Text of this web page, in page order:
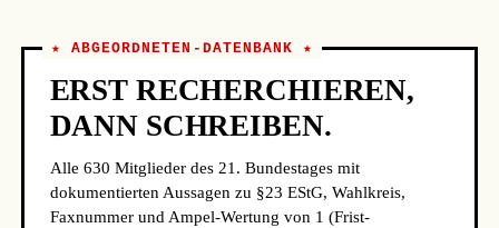
★ ABGEORDNETEN-DATENBANK ★
ERST RECHERCHIEREN,
DANN SCHREIBEN.
Alle 630 Mitglieder des 21. Bundestages mit
dokumentierten Aussagen zu §23 EStG, Wahlkreis,
Faxnummer und Ampel-Wertung von 1 (Frist-